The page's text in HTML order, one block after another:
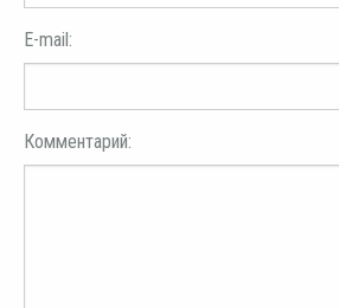
E-mail:
Комментарий: